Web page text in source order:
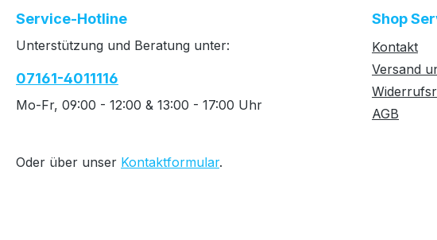
Service-Hotline
Unterstützung und Beratung unter:
07161-4011116
Mo-Fr, 09:00 - 12:00 & 13:00 - 17:00 Uhr
Oder über unser Kontaktformular.
Shop
Kontakt
Versand
AGB